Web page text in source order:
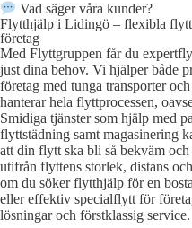
Vad säger våra kunder?
Flytthjälp i Lidingö – flexibla
företag
Med Flyttgruppen får du
just dina behov. Vi hjälper både
företag med tunga transporter
hanterar hela flyttprocessen,
Smidiga tjänster som hjälp med
flyttstädning samt magasinering
att din flytt ska bli så bekväm
utifrån flyttens storlek, distans
om du söker flytthjälp för en
eller effektiv specialflytt för
lösningar och förstklassig service.